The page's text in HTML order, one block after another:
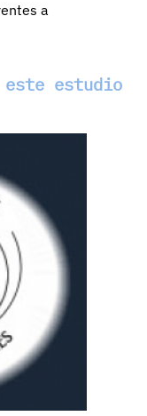
a
estudio